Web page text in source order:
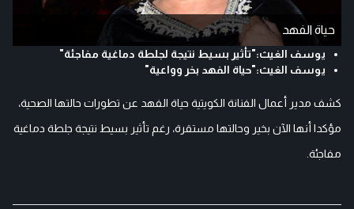
حياة الفهد
يوسف الغيث:"تأثير بسيط نتيجة لجلطة دماغية مفاجئة"
يوسف الغيث:"حياة الفهد بخر وواعية"
كشف مدير أعمال الفنانة الكويتية حياة الفهد عن تطورات حالتها الصحية،
مؤكدا أنها الآن بخير وحالتها مستقرة، رغم تأثير بسيط نتيجة جلطة دماغية
مفاجئة.